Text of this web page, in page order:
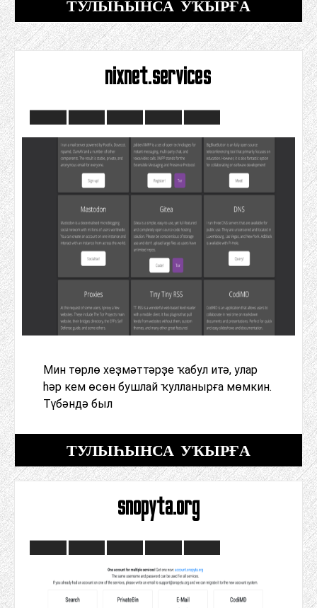
ТУЛЫҺЫНСА УҠЫРҒА
nixnet.services
Мин төрлө хеҙмәттәрҙе ҡабул итә, улар
һәр кем өсөн бушлай ҡулланырға мөмкин.
Түбәндә был
ТУЛЫҺЫНСА УҠЫРҒА
snopyta.org